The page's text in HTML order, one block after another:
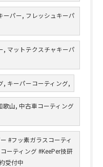
ーパー, フレッシュキーパ
, マットテクスチャキーパ
, キーパーコーティング,
歌山, 中古車コーティング
#フッ素ガラスコーティ
ーティング #KeePer技研
受付中